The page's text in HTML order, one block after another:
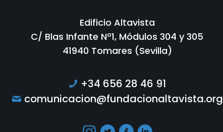
Edificio Altavista
C/ Blas Infante Nº1, Módulos 304 y 305
41940 Tomares (Sevilla)
+34 656 28 46 91
comunicacion@fundacionaltavista.org